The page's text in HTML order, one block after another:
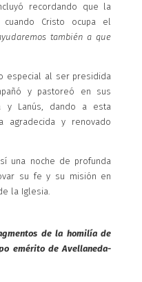
recordando que la
Cristo ocupa el
también a que
especial al ser presidida
y pastoreó en sus
y Lanús, dando a esta
agradecida y renovado
una noche de profunda
su fe y su misión en
la Iglesia.
de la homilía de
emérito de Avellaneda-